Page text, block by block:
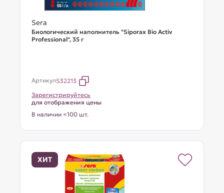
Sera
Биологический наполнитель "Siporax Bio Activ
Professional", 35 г
АртикулS32213
Зарегистрируйтесь
для отображения цены
В наличии <100 шт.
ХИТ